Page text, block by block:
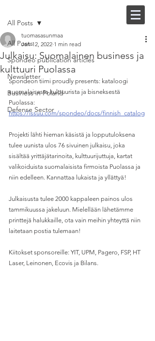
All Posts
Spondeo publication articles
Newsletter
Business in Poland
Defense Sector
All Posts
Julkaisu: Suomalainen business ja
kulttuuri Puolassa
tuomasasunmaa
Jan 12, 2022 1 min read
Spondeon tiimi proudly presents: kataloogi
suomalaisesta kulttuurista ja bisneksestä
Puolassa:
https://issuu.com/spondeo/docs/finnish_catalog
Projekti lähti hieman käsistä ja lopputuloksena
tulee uunista ulos 76 sivuinen julkaisu, joka
sisältää yrittäjätarinoita, kulttuurijuttuja, kartat
valikoiduista suomalaisista firmoista Puolassa ja
niin edelleen. Kannattaa lukaista ja yllättyä!
Julkaisusta tulee 2000 kappaleen painos ulos
tammikuussa jakeluun. Mielellään lähetämme
printtejä halukkaille, ota vain meihin yhteyttä niin
laitetaan postia tulemaan!
Kiitokset sponsoreille: YIT, UPM, Pagero, FSP, HT
Laser, Leinonen, Ecovis ja Bilans.